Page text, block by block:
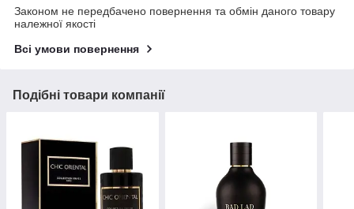
Законом не передбачено повернення та обмін даного товару
належної якості
Всі умови повернення
Подібні товари компанії